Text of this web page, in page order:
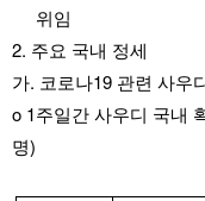
     위임
2. 주요 국내 정세
가. 코로나19 관련 사우
o 1주일간 사우디 국내
명)